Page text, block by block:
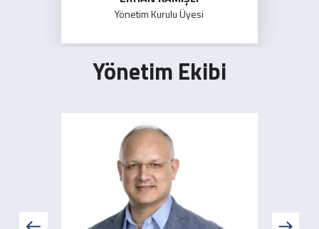
Yönetim Kurulu Üyesi
Yönetim Ekibi